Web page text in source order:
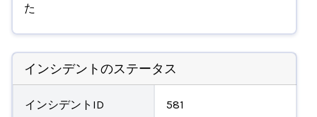
た
インシデントのステータス
インシデントID 581